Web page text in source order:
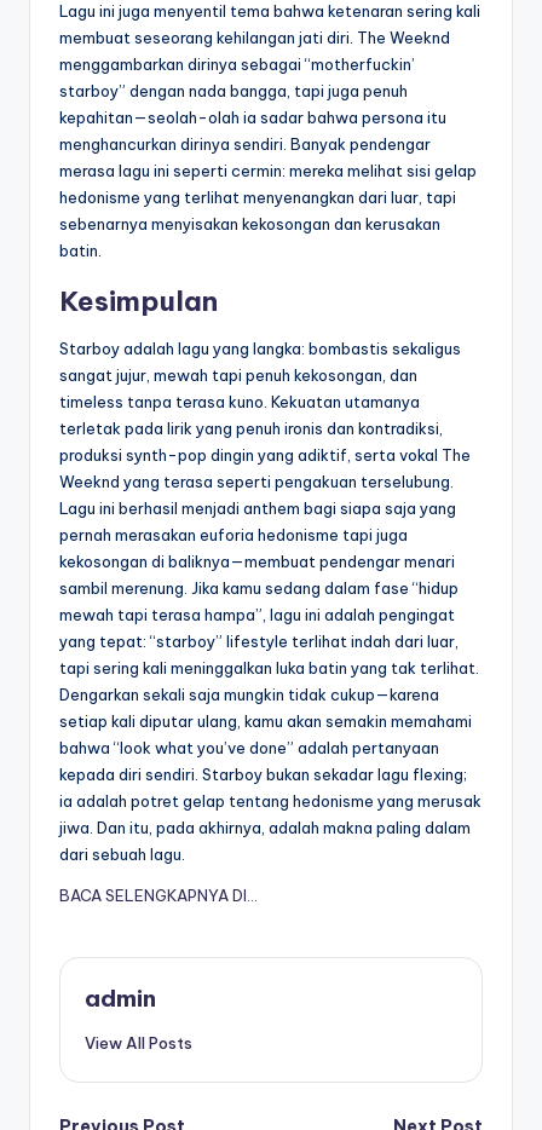
Lagu ini juga menyentil tema bahwa ketenaran sering kali
membuat seseorang kehilangan jati diri. The Weeknd
menggambarkan dirinya sebagai “motherfuckin’
starboy” dengan nada bangga, tapi juga penuh
kepahitan—seolah-olah ia sadar bahwa persona itu
menghancurkan dirinya sendiri. Banyak pendengar
merasa lagu ini seperti cermin: mereka melihat sisi gelap
hedonisme yang terlihat menyenangkan dari luar, tapi
sebenarnya menyisakan kekosongan dan kerusakan
batin.
Kesimpulan
Starboy adalah lagu yang langka: bombastis sekaligus
sangat jujur, mewah tapi penuh kekosongan, dan
timeless tanpa terasa kuno. Kekuatan utamanya
terletak pada lirik yang penuh ironis dan kontradiksi,
produksi synth-pop dingin yang adiktif, serta vokal The
Weeknd yang terasa seperti pengakuan terselubung.
Lagu ini berhasil menjadi anthem bagi siapa saja yang
pernah merasakan euforia hedonisme tapi juga
kekosongan di baliknya—membuat pendengar menari
sambil merenung. Jika kamu sedang dalam fase “hidup
mewah tapi terasa hampa”, lagu ini adalah pengingat
yang tepat: “starboy” lifestyle terlihat indah dari luar,
tapi sering kali meninggalkan luka batin yang tak terlihat.
Dengarkan sekali saja mungkin tidak cukup—karena
setiap kali diputar ulang, kamu akan semakin memahami
bahwa “look what you’ve done” adalah pertanyaan
kepada diri sendiri. Starboy bukan sekadar lagu flexing;
ia adalah potret gelap tentang hedonisme yang merusak
jiwa. Dan itu, pada akhirnya, adalah makna paling dalam
dari sebuah lagu.
BACA SELENGKAPNYA DI…
admin
View All Posts